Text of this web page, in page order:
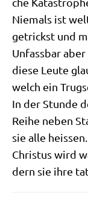
Nie­mals ist
getrickst und
Unfass­bar
die­se Leu­te
welch ein
In der Stun­de
Rei­he neben
sie alle heissen.
Chri­stus wird
dern sie ihre